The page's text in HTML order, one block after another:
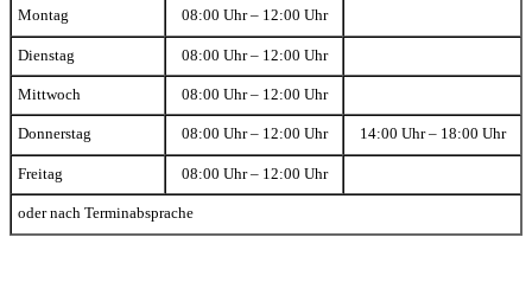
Montag 08:00 Uhr – 12:00 Uhr
Dienstag 08:00 Uhr – 12:00 Uhr
Mittwoch 08:00 Uhr – 12:00 Uhr
Donnerstag 08:00 Uhr – 12:00 Uhr 14:00 Uhr – 18:00 Uhr
Freitag 08:00 Uhr – 12:00 Uhr
oder nach Terminabsprache